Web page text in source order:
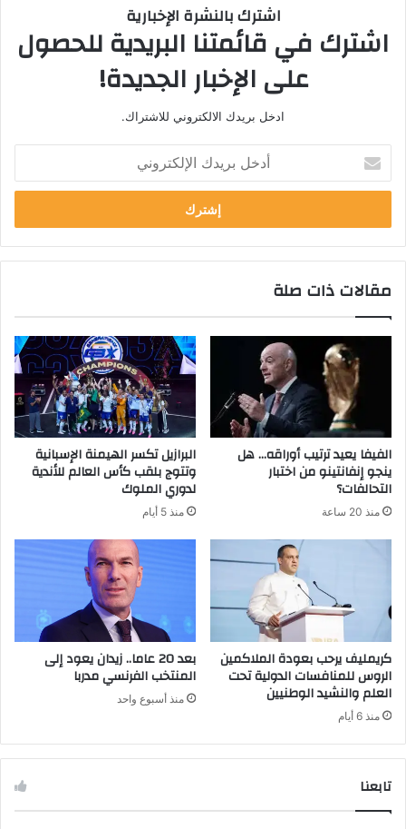
اشترك بالنشرة الإخبارية
اشترك في قائمتنا البريدية للحصول
على الإخبار الجديدة!
ادخل بريدك الالكتروني للاشتراك.
بريدك
الإلكتروني
مقالات ذات صلة
الفيفا يعيد ترتيب أوراقه… هل
ينجو إنفانتينو من اختبار
التحالفات؟
منذ 20 ساعة
البرازيل تكسر الهيمنة الإسبانية
وتتوج بلقب كأس العالم للأندية
لدوري الملوك
منذ 5 أيام
كريمليف يرحب بعودة الملاكمين
الروس للمنافسات الدولية تحت
العلم والنشيد الوطنيين
منذ 6 أيام
بعد 20 عاما.. زيدان يعود إلى
المنتخب الفرنسي مدربا
منذ أسبوع واحد
تابعنا